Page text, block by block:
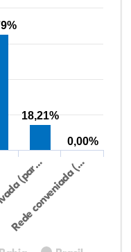
(par…
Rede conveniada (…
18,21%
0,00%